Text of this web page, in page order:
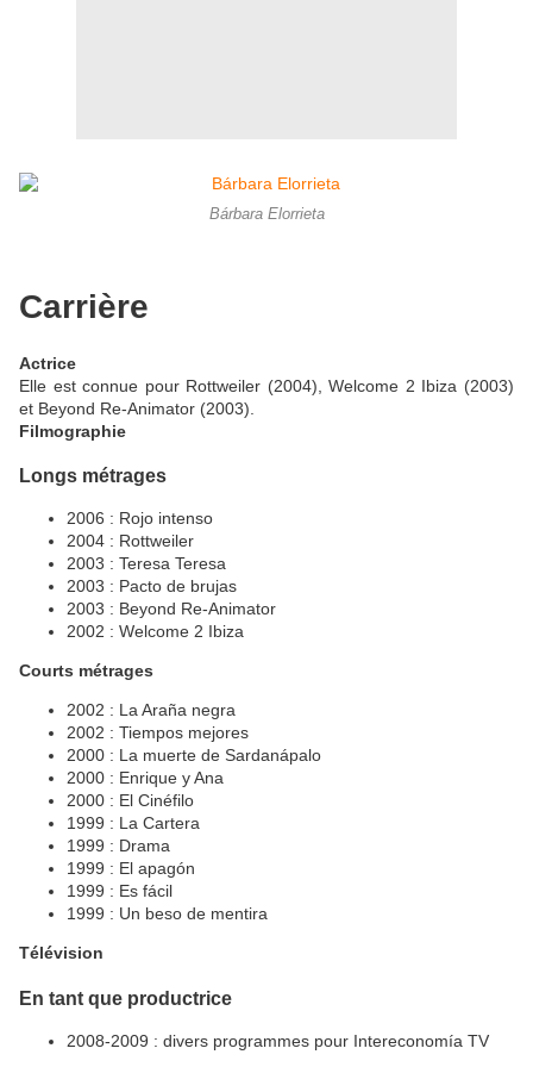
Bárbara Elorrieta
Carrière
Actrice
Elle est connue pour Rottweiler (2004), Welcome 2 Ibiza (2003)
et Beyond Re-Animator (2003).
Filmographie
Longs métrages
2006 : Rojo intenso
2004 : Rottweiler
2003 : Teresa Teresa
2003 : Pacto de brujas
2003 : Beyond Re-Animator
2002 : Welcome 2 Ibiza
Courts métrages
2002 : La Araña negra
2002 : Tiempos mejores
2000 : La muerte de Sardanápalo
2000 : Enrique y Ana
2000 : El Cinéfilo
1999 : La Cartera
1999 : Drama
1999 : El apagón
1999 : Es fácil
1999 : Un beso de mentira
Télévision
En tant que productrice
2008-2009 : divers programmes pour Intereconomía TV